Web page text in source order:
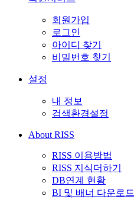
회원가입
로그인
아이디 찾기
비밀번호 찾기
설정
내 정보
검색환경설정
About RISS
RISS 이용방법
RISS 지식더하기
DB연계 현황
BI 및 배너 다운로드